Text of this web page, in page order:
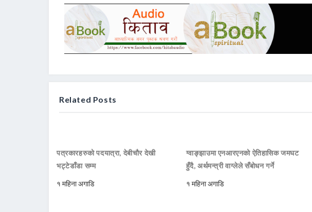
Related Posts
पत्रकारहरुको पदयात्रा, देबीचौर देखी
भट्टेडाँडा सम्म
१ महिना अगाडि
ग्वाङ्झाउमा एनआरएनको ऐतिहासिक जमघट
हुँदै, अर्थमन्त्री वाग्लेले सँबोधन गर्ने
१ महिना अगाडि